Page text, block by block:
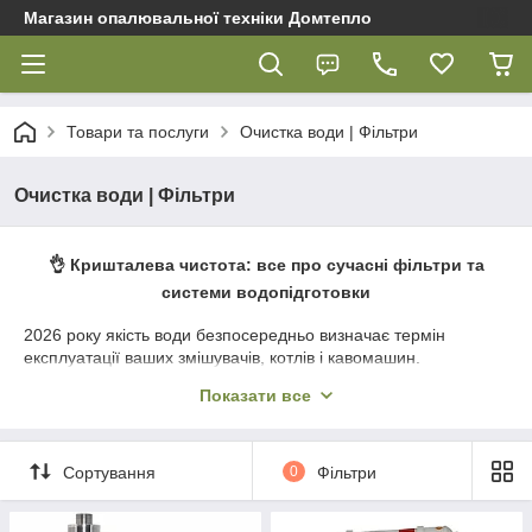
Магазин опалювальної техніки Домтепло
Товари та послуги Очистка води | Фільтри
Очистка води | Фільтри
👌 Кришталева чистота: все про сучасні фільтри та
системи водопідготовки
2026 року якість води безпосередньо визначає термін
експлуатації ваших змішувачів, котлів і кавомашин.
сучасних інженерних мереж. У магазині
завдання будь-якої складності: від компактних фільтрів під
мийку до потужних магістральних станцій для заміських
Полтавіабо підбираєте інноваційні
Показати все
Сортування 0 Фільтри